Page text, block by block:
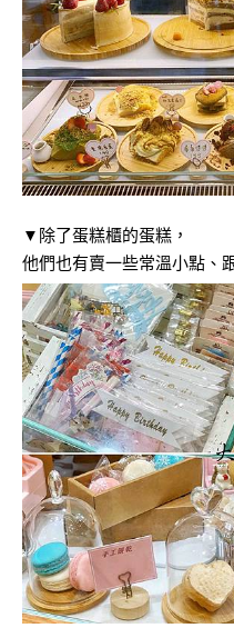
▼除了蛋糕櫃的蛋糕，
他們也有賣一些常溫小點、